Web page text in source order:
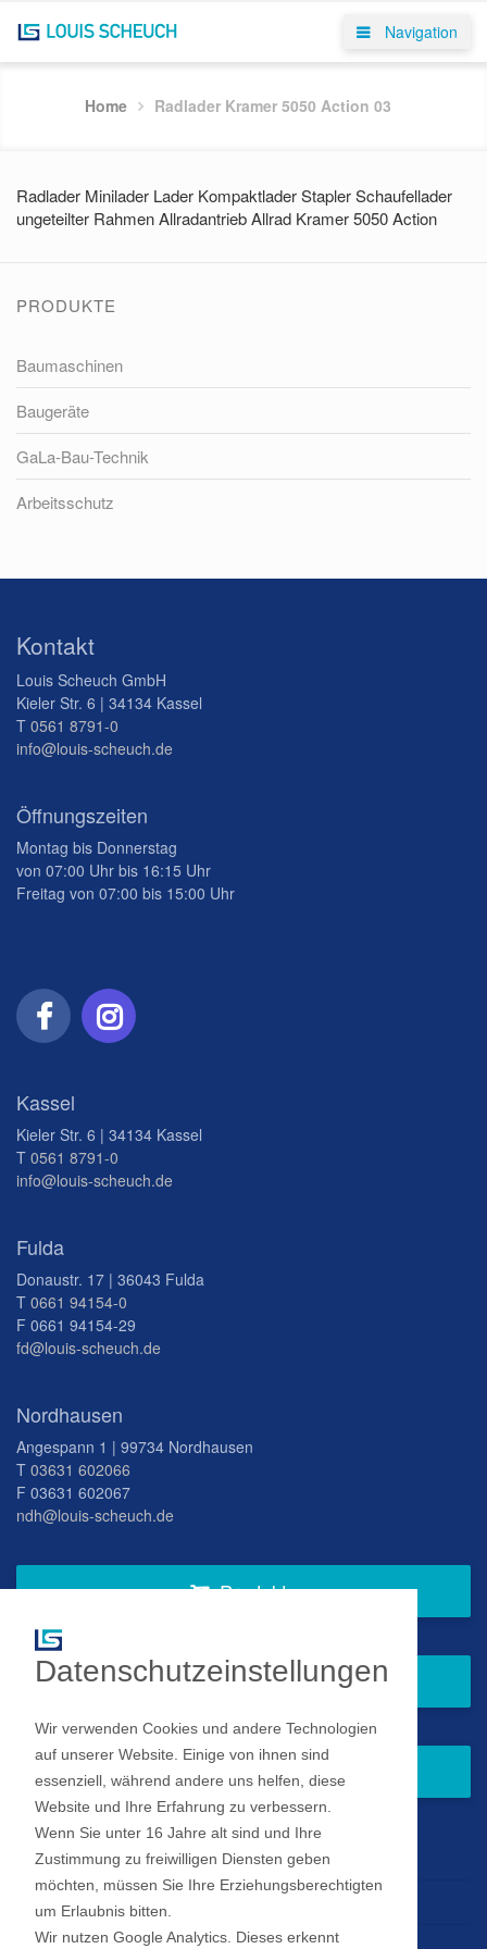
Navigation
Home Radlader Kramer 5050 Action 03
Radlader Minilader Lader Kompaktlader Stapler Schaufellader
ungeteilter Rahmen Allradantrieb Allrad Kramer 5050 Action
PRODUKTE
Baumaschinen
Baugeräte
GaLa-Bau-Technik
Arbeitsschutz
Kontakt
Louis Scheuch GmbH
Kieler Str. 6 | 34134 Kassel
T 0561 8791-0
info@louis-scheuch.de
Öffnungszeiten
Montag bis Donnerstag
von 07:00 Uhr bis 16:15 Uhr
Freitag von 07:00 bis 15:00 Uhr
Kassel
Kieler Str. 6 | 34134 Kassel
T 0561 8791-0
info@louis-scheuch.de
Fulda
Donaustr. 17 | 36043 Fulda
T 0661 94154-0
F 0661 94154-29
fd@louis-scheuch.de
Nordhausen
Angespann 1 | 99734 Nordhausen
T 03631 602066
F 03631 602067
ndh@louis-scheuch.de
Produkte
Fragen Sie gern bei uns an
Zum Newsletter anmelden
Impressum
Datenschutz
Datenschutzeinstellungen
Wir verwenden Cookies und andere Technologien
auf unserer Website. Einige von ihnen sind
essenziell, während andere uns helfen, diese
Website und Ihre Erfahrung zu verbessern.
Wenn Sie unter 16 Jahre alt sind und Ihre
Zustimmung zu freiwilligen Diensten geben
möchten, müssen Sie Ihre Erziehungsberechtigten
um Erlaubnis bitten.
Wir nutzen Google Analytics. Dieses erkennt